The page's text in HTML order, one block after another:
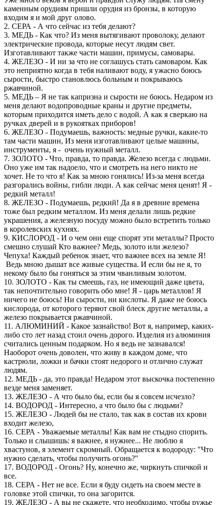
каменным орудиям пришли орудия из бронзы, в которую
входим я и мой друг олово.
2. СЕРА - А что сейчас из тебя делают?
3. МЕДЬ - Как что? Из меня вытягивают проволоку, делают
электрические провода, которые несут людям свет.
Изготавливают также части машин, примусы, самовары.
4. ЖЕЛЕЗО - И ни за что не соглашусь стать самоваром. Как
это неприятно когда в тебя наливают воду, я ужасно боюсь
сырости, быстро становлюсь больным и покрываюсь
ржавчиной.
5. МЕДЬ – Я не так капризна и сырости не боюсь. Недаром из
меня делают водопроводные краны и другие предметы,
которым приходится иметь дело с водой. А как я сверкаю на
ручках дверей и в рукоятках приборов!
6. ЖЕЛЕЗО - Подумаешь, важность: медные ручки, какие-то
там части машин, Из меня изготавливают целые машины,
инструменты, я - очень нужный металл.
7. ЗОЛОТО - Что, правда, то правда. Железо всегда с людьми.
Оно уже им так надоело, что и смотреть на него никто не
хочет. Не то что я! Как за мною гонялись! Из-за меня всегда
разгорались войны, гибли люди. А как сейчас меня ценят! Я -
редкий металл!
8. ЖЕЛЕЗО - Подумаешь, редкий! Да я в древние времена
тоже был редким металлом. Из меня делали лишь редкие
украшения, а железную посуду можно было встретить только
в королевских кухнях.
9. КИСЛОРОД - И о чем они еще спорят эти металлы? Просто
смешно слушай Кто важнее? Медь, золото или железо?
Чепуха! Каждый ребенок знает, что важнее всех на земле Я!
Ведь мною дышат все живые существа. И если бы не я, то
некому было бы гоняться за этим чванливым золотом.
10. ЗОЛОТО - Как ты смеешь, газ, не имеющий даже цвета,
так непочтительно говорить обо мне! Я - царь металлов! Я
ничего не боюсь! Ни сырости, ни кислоты. Я даже не боюсь
кислорода, от которого теряют свой блеск другие металлы, а
железо покрывается ржавчиной.
11. АЛЮМИНИЙ - Какое зазнайство! Вот я, например, каких-
либо сто лет назад стоил очень дорого. Изделия из алюминия
считались ценным подарком. Но я ведь не зазнавался!
Наоборот очень доволен, что живу в каждом доме, что
кастрюли, ложки и бачки стоят недорого и отлично служат
людям.
12. МЕДЬ - да, это правда! Недаром этот выскочка постепенно
везде меня заменяет.
13. ЖЕЛЕЗО - А что было бы, если бы я совсем исчезло?
14. ВОДОРОД - Интересно, а что было бы с людьми?
15. ЖЕЛЕЗО - Людей бы не стало, так как в состав их крови
входит железо,
16. СЕРА - Уважаемые металлы! Как вам не стыдно спорить.
Только и слышишь: я важнее, я нужнее... Не люблю я
хвастунов, я элемент скромный. Обращается к водороду: "Что
нужно сделать, чтобы получить огонь?"
17. ВОДОРОД - Огонь? Ну, конечно же, чиркнуть спичкой и
все.
18. СЕРА - Нет не все. Если я буду сидеть на своем месте в
головке этой спички, то она загорится.
19. ЖЕЛЕЗО - А вы не скажете, что необходимо, чтобы ружье